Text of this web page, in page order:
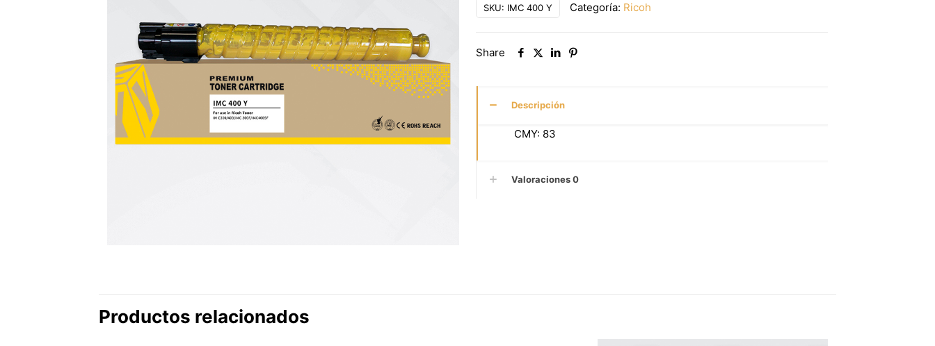
SKU: IMC 400 Y Categoría: Ricoh
Share
Descripción
CMY: 83
Valoraciones0
Productos relacionados